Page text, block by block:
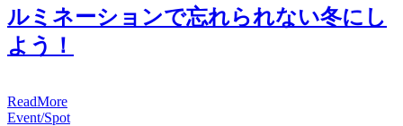
ルミネーションで忘れられない冬にし
よう！
ReadMore
Event/Spot